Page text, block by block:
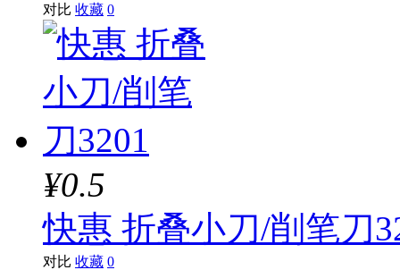
对比 收藏 0
¥0.5
快惠 折叠小刀/削笔刀
对比 收藏 0